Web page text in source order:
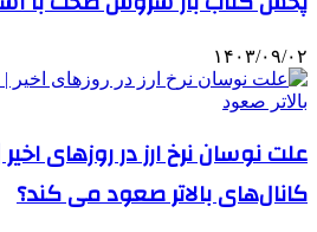
۱۴۰۳/۰۹/۰۲
علت نوسان نرخ ارز در روزهای
کانال‌های بالاتر صعود می کند؟